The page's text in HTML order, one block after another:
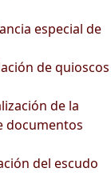
especial de
de quioscos
de la
documentos
del escudo